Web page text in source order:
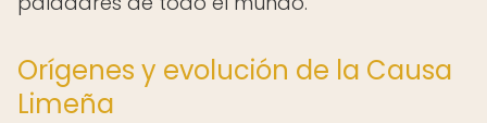
Orígenes y evolución de la Causa
Limeña